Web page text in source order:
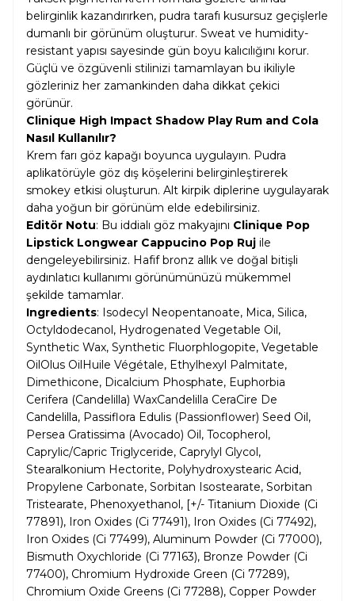
belirginlik kazandırırken, pudra tarafı kusursuz geçişlerle
dumanlı bir görünüm oluşturur. Sweat ve humidity-
resistant yapısı sayesinde gün boyu kalıcılığını korur.
Güçlü ve özgüvenli stilinizi tamamlayan bu ikiliyle
gözleriniz her zamankinden daha dikkat çekici
görünür.
Clinique High Impact Shadow Play Rum and Cola
Nasıl Kullanılır?
Krem farı göz kapağı boyunca uygulayın. Pudra
aplikatörüyle göz dış köşelerini belirginleştirerek
smokey etkisi oluşturun. Alt kirpik diplerine uygulayarak
daha yoğun bir görünüm elde edebilirsiniz.
Editör Notu: Bu iddialı göz makyajını Clinique Pop
Lipstick Longwear Cappucino Pop Ruj ile
dengeleyebilirsiniz. Hafif bronz allık ve doğal bitişli
aydınlatıcı kullanımı görünümünüzü mükemmel
şekilde tamamlar.
Ingredients: Isodecyl Neopentanoate, Mica, Silica,
Octyldodecanol, Hydrogenated Vegetable Oil,
Synthetic Wax, Synthetic Fluorphlogopite, Vegetable
OilOlus OilHuile Végétale, Ethylhexyl Palmitate,
Dimethicone, Dicalcium Phosphate, Euphorbia
Cerifera (Candelilla) WaxCandelilla CeraCire De
Candelilla, Passiflora Edulis (Passionflower) Seed Oil,
Persea Gratissima (Avocado) Oil, Tocopherol,
Caprylic/Capric Triglyceride, Caprylyl Glycol,
Stearalkonium Hectorite, Polyhydroxystearic Acid,
Propylene Carbonate, Sorbitan Isostearate, Sorbitan
Tristearate, Phenoxyethanol, [+/- Titanium Dioxide (Ci
77891), Iron Oxides (Ci 77491), Iron Oxides (Ci 77492),
Iron Oxides (Ci 77499), Aluminum Powder (Ci 77000),
Bismuth Oxychloride (Ci 77163), Bronze Powder (Ci
77400), Chromium Hydroxide Green (Ci 77289),
Chromium Oxide Greens (Ci 77288), Copper Powder